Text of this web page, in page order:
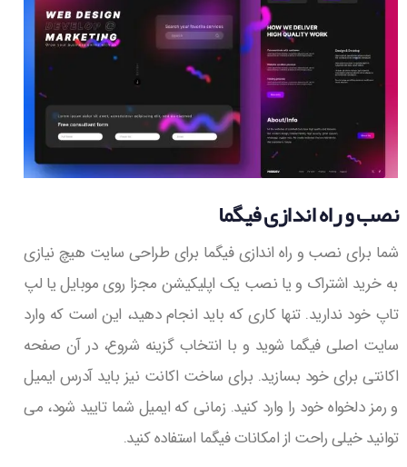
نصب و راه اندازی فیگما
شما برای نصب و راه اندازی فیگما برای طراحی سایت هیچ نیازی
به خرید اشتراک و یا نصب یک اپلیکیشن مجزا روی موبایل یا لپ
تاپ خود ندارید. تنها کاری که باید انجام دهید، این است که وارد
سایت اصلی فیگما شوید و با انتخاب گزینه شروع، در آن صفحه
اکانتی برای خود بسازید. برای ساخت اکانت نیز باید آدرس ایمیل
و رمز دلخواه خود را وارد کنید. زمانی که ایمیل شما تایید شود، می
توانید خیلی راحت از امکانات فیگما استفاده کنید.